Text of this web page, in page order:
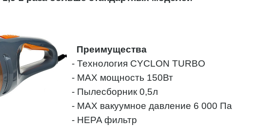
Преимущества
- Технология CYCLON TURBO
- MAX мощность 150Вт
- Пылесборник 0,5л
- MAX вакуумное давление 6 000 Па
- HEPA фильтр